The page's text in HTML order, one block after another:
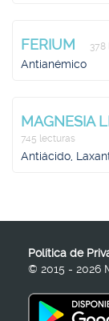
FERIUM 378
Antianémico
MAGNESIA
745 lecturas
Antiácido,
Política de
© 2015 - 2026